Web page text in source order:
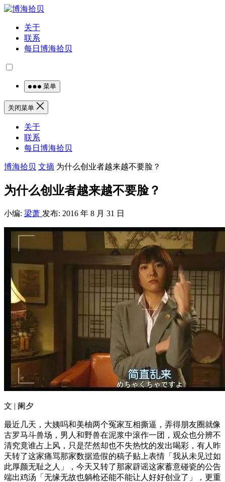
关于
联系
每日博海拾贝
菜单
关闭菜单
关于
联系
每日博海拾贝
博海拾贝 文摘 为什么创业者越来越不要脸？
为什么创业者越来越不要脸？
小编: 梁萧 发布: 2016 年 8 月 31 日
文 | 阑夕
最近几天，大姨吗和美柚两个冤家互相撕逼，弄得朋友圈就像
古罗马斗兽场，男人和野兽在泥浆中滚作一团，观众也分辨不
清究竟谁占上风，只是茫然却也不失热忱的发出喝彩，有人昨
天转了这家痛骂那家数据造假的稿子贴上表情「我从未见过如
此厚颜无耻之人」，今天又转了那家辟谣这家蓄意碰瓷的公告
端出鸡汤「无缘无故也躺枪还能不能让人好好创业了」，更重